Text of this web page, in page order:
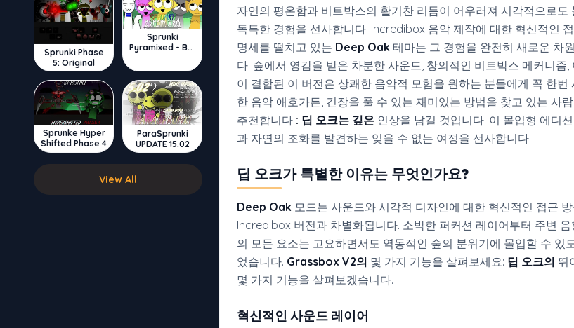
Sprunki Phase
5: Original
Sprunki
Pyramixed - But
Upin & Ipin oc
Sprunke Hyper
Shifted Phase 4
ParaSprunki
UPDATE 15.02
View All
자연의 평온함과 비트박스의 활기찬 리듬이 어우러져 시각적으로도
독특한 경험을 선사합니다. Incredibox 음악 제작에 대한 혁신적인
명세를 떨치고 있는 Deep Oak 테마는 그 경험을 완전히 새로운 차
다. 숲에서 영감을 받은 차분한 사운드, 창의적인 비트박스 메커니즘,
이 결합된 이 버전은 상쾌한 음악적 모험을 원하는 분들에게 꼭 한번
한 음악 애호가든, 긴장을 풀 수 있는 재미있는 방법을 찾고 있는 사
추천합니다 : 딥 오크는 깊은 인상을 남길 것입니다. 이 몰입형 에디
과 자연의 조화를 발견하는 잊을 수 없는 여정을 선사합니다.
딥 오크가 특별한 이유는 무엇인가요?
Deep Oak 모드는 사운드와 시각적 디자인에 대한 혁신적인 접근
Incredibox 버전과 차별화됩니다. 소박한 퍼커션 레이어부터 주변
의 모든 요소는 고요하면서도 역동적인 숲의 분위기에 몰입할 수 있
었습니다. Grassbox V2의 몇 가지 기능을 살펴보세요: 딥 오크의 뛰
몇 가지 기능을 살펴보겠습니다.
혁신적인 사운드 레이어